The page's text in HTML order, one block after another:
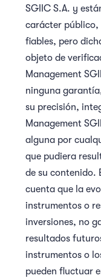
SGIIC S.A. y
carácter público,
fiables, pero
objeto de
Management
ninguna
su precisión,
Management
alguna por
que pudiera
de su contenido.
cuenta que la
instrumentos o
inversiones, no
resultados
instrumentos o
pueden fluctuar